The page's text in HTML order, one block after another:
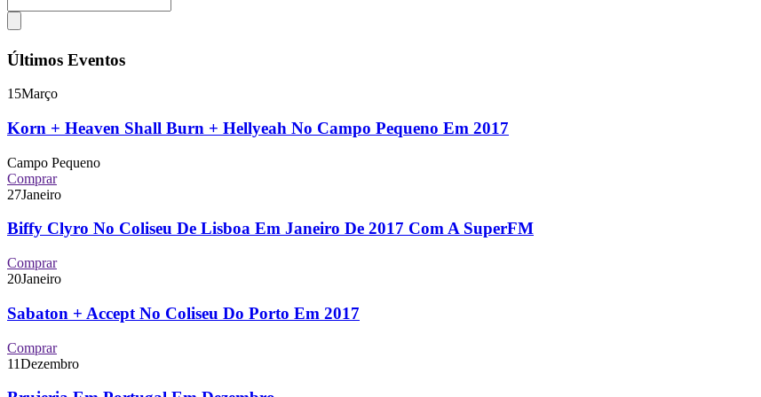
Últimos Eventos
15Março
Korn + Heaven Shall Burn + Hellyeah No Campo Pequeno Em 2017
Campo Pequeno
Comprar
27Janeiro
Biffy Clyro No Coliseu De Lisboa Em Janeiro De 2017 Com A SuperFM
Comprar
20Janeiro
Sabaton + Accept No Coliseu Do Porto Em 2017
Comprar
11Dezembro